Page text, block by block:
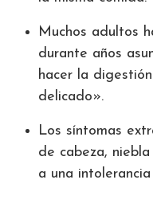
Muchos adultos
durante años
hacer la
delicado».
Los síntomas
de cabeza,
a una